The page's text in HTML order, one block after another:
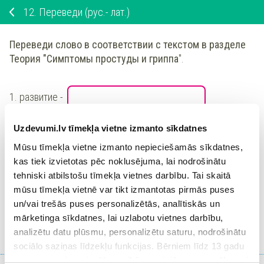
Uzdevumi.lv tīmekļa vietne izmanto sīkdatnes
Mūsu tīmekļa vietne izmanto nepieciešamās sīkdatnes,
kas tiek izvietotas pēc noklusējuma, lai nodrošinātu
tehniski atbilstošu tīmekļa vietnes darbību. Tai skaitā
mūsu tīmekļa vietnē var tikt izmantotas pirmās puses
un/vai trešās puses personalizētās, analītiskās un
mārketinga sīkdatnes, lai uzlabotu vietnes darbību,
analizētu datu plūsmu, personalizētu saturu, nodrošinātu
sociālo saziņas līdzekļu funkcijas. Bērniem līdz 13 gadu
vecumam pirms izvēles veikšanas ir jāprasa vecāka vai
12. Переведи (рус.- лат.)
Переведи слово в соответствии с текстом в разделе
Теория "Симптомы простуды и гриппа".
1. развитие -
2.боль в мышцах-
3.слабость-
Ieiet portālā
vaiReģistrēties